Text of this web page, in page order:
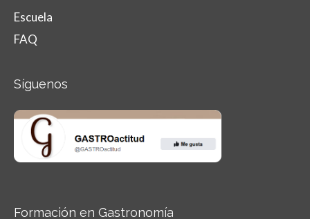
Escuela
FAQ
Síguenos
Formación en Gastronomía